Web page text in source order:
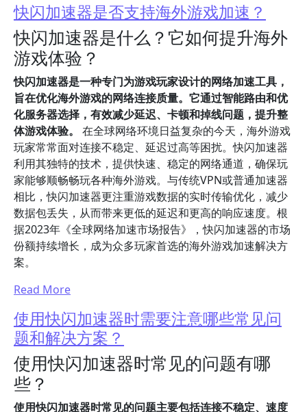
快闪加速器是否支持海外游戏加速？
快闪加速器是什么？它如何提升海外
游戏体验？
快闪加速器是一种专门为游戏玩家设计的网络加速工具，
旨在优化海外游戏的网络连接质量。它通过智能路由和优
化服务器选择，有效减少延迟、卡顿和掉线问题，提升整
体游戏体验。
在全球网络环境日益复杂的今天，海外游戏
玩家常常面对连接不稳定、延迟过高等困扰。快闪加速器
利用其独特的技术，提供快速、稳定的网络通道，确保玩
家能够顺畅畅玩各种海外游戏。与传统VPN或普通加速器
相比，快闪加速器更注重游戏数据的实时传输优化，减少
数据包丢失，从而带来更低的延迟和更高的响应速度。根
据2023年《全球网络加速市场报告》，快闪加速器的市场
份额持续增长，成为众多玩家首选的海外游戏加速解决方
案。
Read More
使用快闪加速器时需要注意哪些常见问
题和解决方案？
使用快闪加速器时常见的问题有哪
些？
使用快闪加速器时常见的问题主要包括连接不稳定、速度